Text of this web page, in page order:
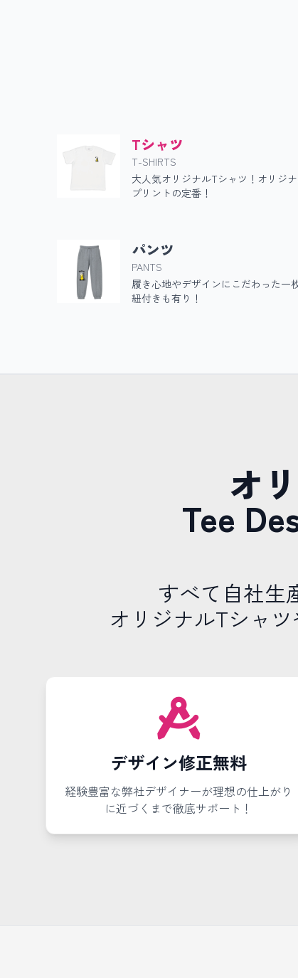
Tシャツ
T-SHIRTS
大人気オリジナルTシャツ！オリジ
プリントの定番！
パンツ
PANTS
履き心地やデザインにこだわった一
紐付きも有り！
オ
Tee
すべて自社生
オリジナルTシャ
デザイン修正無料
経験豊富な弊社デザイナーが理想の仕上がり
に近づくまで徹底サポート！